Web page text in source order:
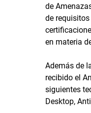
de
de
en materia
Además de
recibido el
siguientes
Desktop,